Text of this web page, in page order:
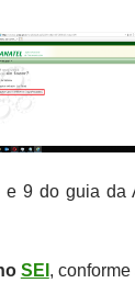
e 9 do guia
SEI ,